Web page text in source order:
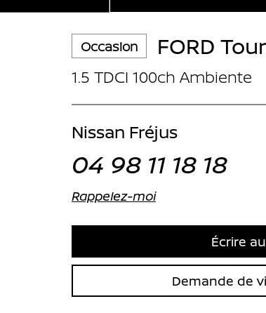
Occasion FORD
1.5 TDCI 100ch Ambiente
Nissan Fréjus
04 98 11 18 18
Rappelez-moi
Écrire
Demande de